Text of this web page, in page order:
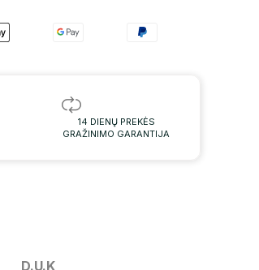
14 DIENŲ PREKĖS
GRAŽINIMO GARANTIJA
D.U.K